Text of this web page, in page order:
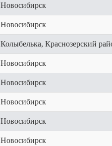
Новосибирск
Новосибирск
Колыбелька, Краснозерский
Новосибирск
Новосибирск
Новосибирск
Новосибирск
Новосибирск